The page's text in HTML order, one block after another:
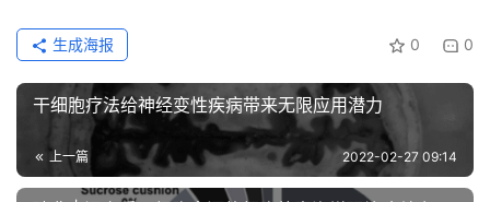
0 0
生成海报
干细胞疗法给神经变性疾病带来无限应用潜力
上一篇 2022-02-27 09:14